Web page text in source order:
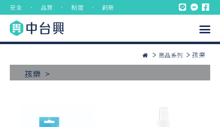
安全 ． 品質 ． 制度 ． 創新
商品系列 孩樂
孩樂 >